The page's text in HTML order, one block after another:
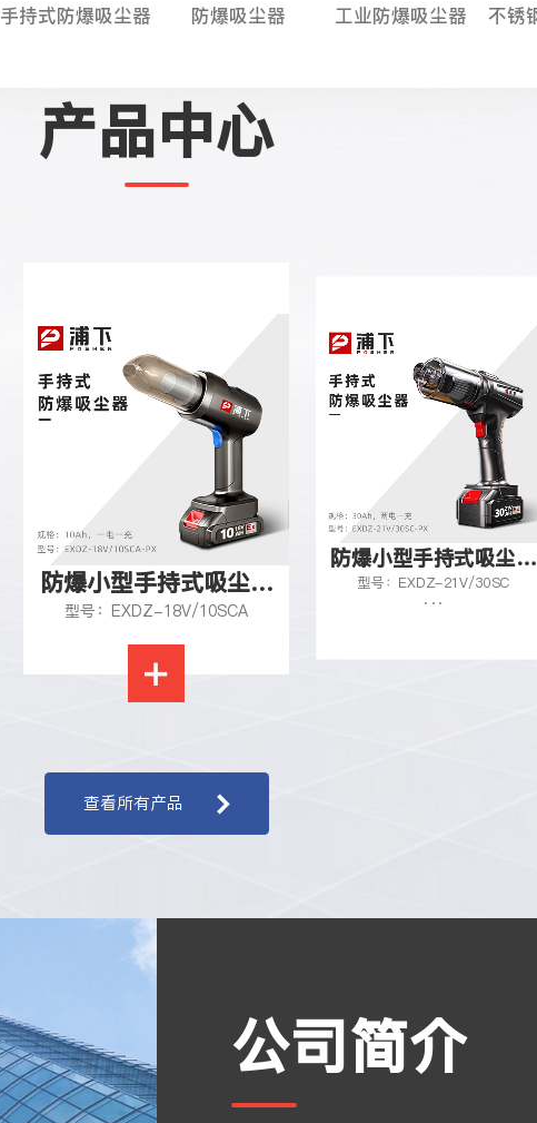
手持式防爆吸尘器 防爆吸尘器 工业防爆吸尘器 不锈
产品中心
防爆小型手持式吸尘器
21v-30Ah
型号：EXDZ-21V/30SC
···
防爆小型手持式吸尘器
21v-30Ah
型号：EXDZ-21V/30SCA
查看所有产品
公司简介